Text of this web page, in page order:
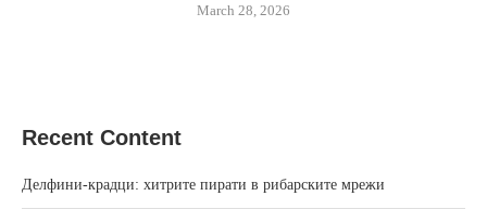
March 28, 2026
Recent Content
Делфини-крадци: хитрите пирати в рибарските мрежи